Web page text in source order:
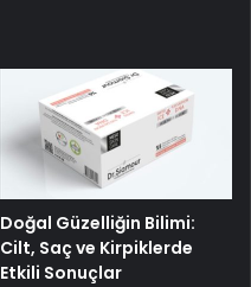
Doğal Güzelliğin Bilimi:
Cilt, Saç ve Kirpiklerde
Etkili Sonuçlar